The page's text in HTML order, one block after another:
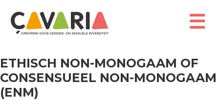
naar
☰
ETHISCH NON-MONOGAAM OF
CONSENSUEEL NON-MONOGAAM
(ENM)